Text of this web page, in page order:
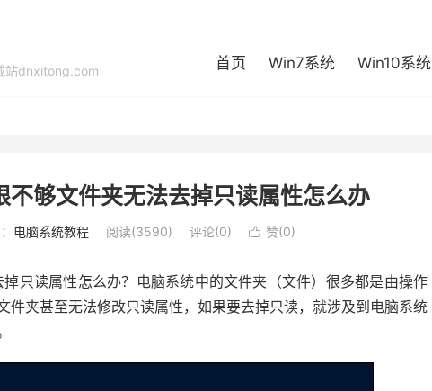
站dnxitong.com
首页 Win7系统 Win10系统
够文件夹无法去掉只读属性怎么办
电脑系统教程 阅读(3590) 评论(0)  赞(0)
只读属性怎么办？电脑系统中的文件夹（文件）很多都是由操作
件夹甚至无法修改只读属性，如果要去掉只读，就涉及到电脑系统